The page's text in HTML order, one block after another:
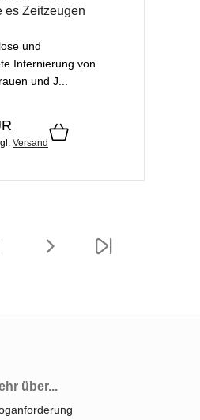
es Zeitzeugen
und
Internierung von
und J...
Versand
über...